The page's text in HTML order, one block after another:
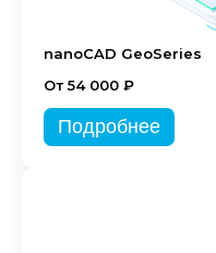
nanoCAD GeoSeries
От 54 000 ₽
Подробнее